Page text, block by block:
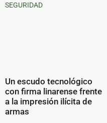
SEGURIDAD
Un escudo tecnológico
con firma linarense frente
a la impresión ilícita de
armas